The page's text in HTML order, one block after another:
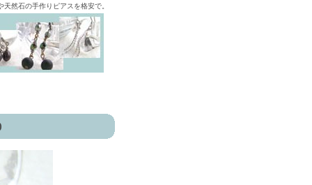
然石の手作りピアスを格安で。